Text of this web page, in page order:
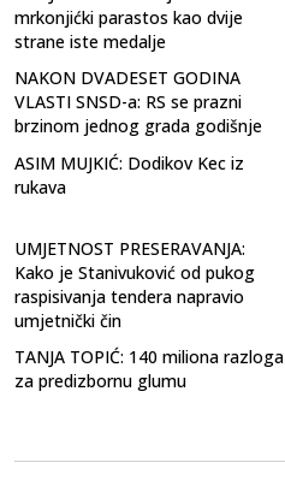
mrkonjićki parastos kao dvije
strane iste medalje
NAKON DVADESET GODINA
VLASTI SNSD-a: RS se prazni
brzinom jednog grada godišnje
ASIM MUJKIĆ: Dodikov Kec iz
rukava
UMJETNOST PRESERAVANJA:
Kako je Stanivuković od pukog
raspisivanja tendera napravio
umjetnički čin
TANJA TOPIĆ: 140 miliona razloga
za predizbornu glumu